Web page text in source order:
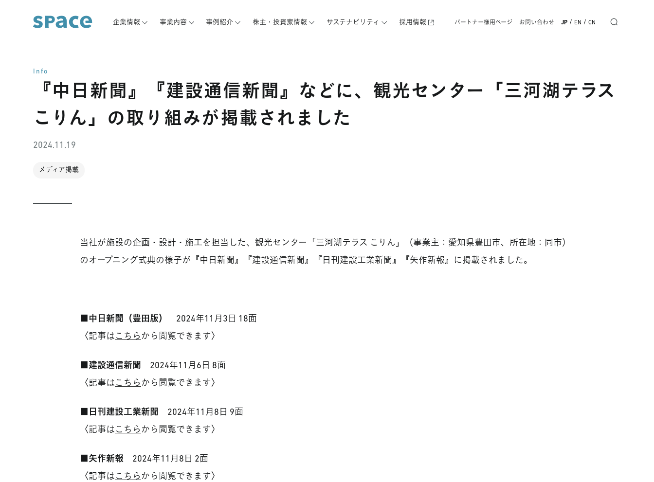
企業情報 事業内容 事例紹介 株主・投資家情報 サステナビリティ 採用情報 パートナー様用ページ お問い合わせ JP / EN / CN
Info
『中日新聞』『建設通信新聞』などに、観光センター「三河湖テラス
こりん」の取り組みが掲載されました
2024.11.19
メディア掲載
当社が施設の企画・設計・施工を担当した、観光センター「三河湖テラス こりん」（事業主：愛知県豊田市、所在地：同市）
のオープニング式典の様子が『中日新聞』『建設通信新聞』『日刊建設工業新聞』『矢作新報』に掲載されました。
■中日新聞（豊田版） 2024年11月3日 18面
〈記事は こちら から閲覧できます〉
■建設通信新聞 2024年11月6日 8面
〈記事は こちら から閲覧できます〉
■日刊建設工業新聞 2024年11月8日 9面
〈記事は こちら から閲覧できます〉
■矢作新報 2024年11月8日 2面
〈記事は こちら から閲覧できます〉